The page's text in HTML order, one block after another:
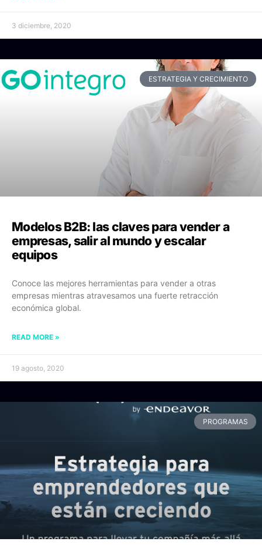
3 diciembre, 2020
ESTRATEGIA Y CRECIMIENTO
Modelos B2B: las claves para vender a
empresas, salir al mundo y escalar
equipos
Conoce las mejores herramientas para vender a otras
empresas mientras atravesamos una fuerte retracción
económica global.
READ MORE »
19 agosto, 2020
PROGRAMAS